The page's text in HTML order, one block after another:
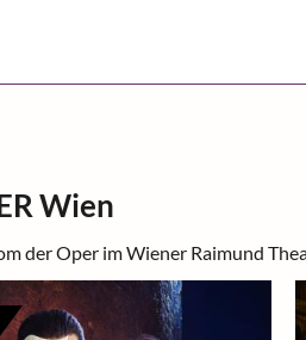
Wien
der Oper im Wiener Raimund